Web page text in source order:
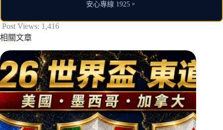
安心專線 1925。
Post Views: 1,416
相關文章